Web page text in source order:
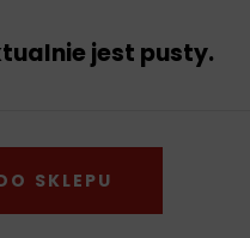
jest pusty.
SKLEPU